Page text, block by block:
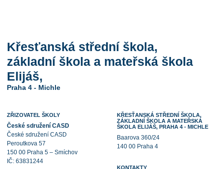
Křesťanská střední škola,
základní škola a mateřská škola
Elijáš,
Praha 4 - Michle
ZŘIZOVATEL ŠKOLY
České sdružení CASD
České sdružení CASD
Peroutkova 57
150 00 Praha 5 – Smíchov
IČ: 63831244
KŘESŤANSKÁ STŘEDNÍ ŠKOLA,
ZÁKLADNÍ ŠKOLA A MATEŘSKÁ
ŠKOLA ELIJÁŠ, PRAHA 4 - MICHLE
Baarova 360/24
140 00 Praha 4
KONTAKTY